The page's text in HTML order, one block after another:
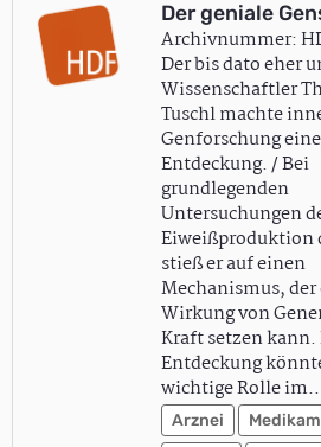
Der geniale
Archivnummer:
Der bis dato eher
Wissenschaftler
Tuschl machte
Genforschung
Entdeckung. / Bei
grundlegenden
Untersuchungen
Eiweißproduktion
stieß er auf einen
Mechanismus, der
Wirkung von
Kraft setzen kann.
Entdeckung
wichtige Rolle
Arznei